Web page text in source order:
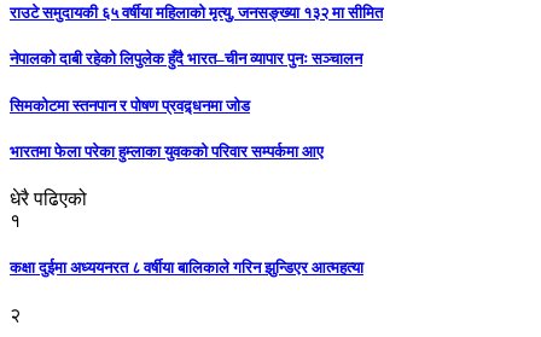
राउटे समुदायकी ६५ वर्षीया महिलाको मृत्यु, जनसङ्ख्या १३२ मा सीमित
नेपालको दाबी रहेको लिपुलेक हुँदै भारत–चीन व्यापार पुनः सञ्चालन
सिमकोटमा स्तनपान र पोषण प्रवद्र्धनमा जोड
भारतमा फेला परेका हुम्लाका युवकको परिवार सम्पर्कमा आए
धेरै पढिएको
१
कक्षा दुईमा अध्ययनरत ८ वर्षीया बालिकाले गरिन झुन्डिएर आत्महत्या
२